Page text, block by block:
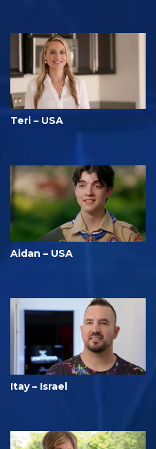
Teri – USA
Aidan – USA
Itay – Israel